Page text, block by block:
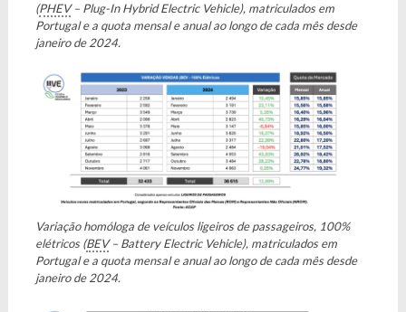
(PHEV– Plug-In Hybrid Electric Vehicle), matriculados em
Portugal e a quota mensal e anual ao longo de cada mês desde
janeiro de 2024.
Variação homóloga de veículos ligeiros de passageiros, 100%
elétricos (BEV– Battery Electric Vehicle), matriculados em
Portugal e a quota mensal e anual ao longo de cada mês desde
janeiro de 2024.